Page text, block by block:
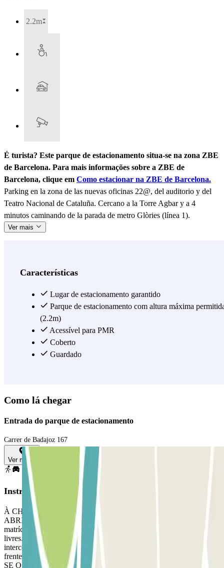
2.2m
É turista? Este parque de estacionamento situa-se na zona ZBE
de Barcelona. Para mais informações sobre a ZBE de
Barcelona, clique em Como estacionar na ZBE de Barcelona.
Parking en la zona de las nuevas oficinas 22@, del auditorio y del
Teatro Nacional de Cataluña. Cercano a la Torre Agbar y a 4
minutos caminando de la parada de metro Glòries (línea 1).
Ver mais
Características
Lugar de estacionamento garantido
Parque de estacionamento com altura máxima
(2.2m)
Acessível para PMR
Coberto
Guardado
Como lá chegar
Entrada do parque de estacionamento
Carrer de Badajoz 167
Ver mapa
Instruções
À CHEGADA: Entrar no parque de estacionamento. PARA
ABRIR A BARREIRA: Pare em frente da barreira. O leitor de
matrículas reconhecerá o seu veículo. Estacione num dos lugares
livres. SE A BARREIRA NÃO SE ABRIR: Utilize o
intercomunicador para validar a sua reserva. PARA SAIR: Pare em
frente da barreira. O leitor de matrículas reconhecerá o seu veículo.
SE O SEU PASSAPORTE PERMITIR A ENTRADA E SAÍDA